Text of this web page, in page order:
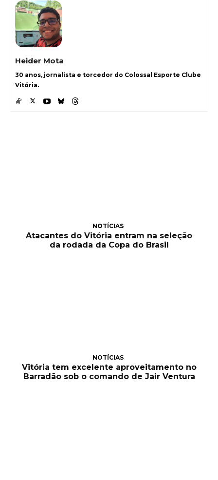
Heider Mota
30 anos, jornalista e torcedor do Colossal Esporte Clube
Vitória.
NOTÍCIAS
Atacantes do Vitória entram na seleção
da rodada da Copa do Brasil
NOTÍCIAS
Vitória tem excelente aproveitamento no
Barradão sob o comando de Jair Ventura